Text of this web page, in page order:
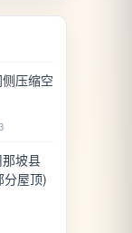
压缩空
坡县
分屋顶)